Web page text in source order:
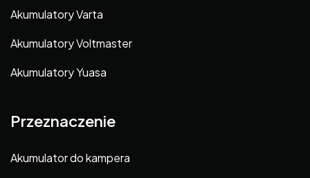
Akumulatory Varta
Akumulatory Voltmaster
Akumulatory Yuasa
Przeznaczenie
Akumulator do kampera